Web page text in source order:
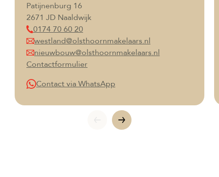
Patijnenburg 16
2671 JD Naaldwijk
0174 70 60 20
westland@olsthoornmakelaars.nl
nieuwbouw@olsthoornmakelaars.nl
Contactformulier
Contact via WhatsApp